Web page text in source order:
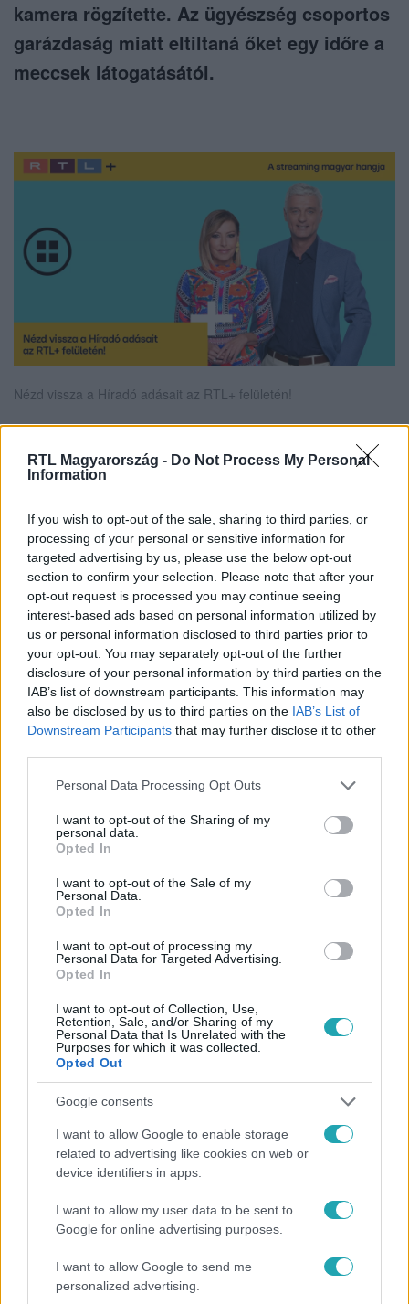
RTL Magyarország - Do Not Process My Personal
Information
If you wish to opt-out of the sale, sharing to third parties, or
processing of your personal or sensitive information for
targeted advertising by us, please use the below opt-out
section to confirm your selection. Please note that after your
opt-out request is processed you may continue seeing
interest-based ads based on personal information utilized by
us or personal information disclosed to third parties prior to
your opt-out. You may separately opt-out of the further
disclosure of your personal information by third parties on the
IAB’s list of downstream participants. This information may
also be disclosed by us to third parties on the IAB’s List of
Downstream Participants that may further disclose it to other
Please note that this website/app uses one or more Google
not limited to your visit or usage behaviour. You may click to
grant or deny consent to Google and its third-party tags to
use your data for below specified purposes in below Google
consent section.
Personal Data Processing Opt Outs
I want to opt-out of the Sharing of my
personal data.
Opted In
I want to opt-out of the Sale of my
Personal Data.
Opted In
I want to opt-out of processing my
Personal Data for Targeted Advertising.
Opted In
I want to opt-out of Collection, Use,
Retention, Sale, and/or Sharing of my
Personal Data that Is Unrelated with the
Purposes for which it was collected.
Opted Out
Google consents
I want to allow Google to enable storage
related to advertising like cookies on web or
device identifiers in apps.
I want to allow my user data to be sent to
Google for online advertising purposes.
I want to allow Google to send me
personalized advertising.
kamera rögzítette. Az ügyészség csoportos
garázdaság miatt eltiltaná őket egy időre a
meccsek látogatásától.
Nézd vissza a Híradó adásait az RTL+ felületén!
Itt állítsd be, hogy az RTL.hu az elsők között
Kövess minket, és értesülj a friss hírekről a
BUDAPEST BÖRTÖN # TAXI
Népszerű